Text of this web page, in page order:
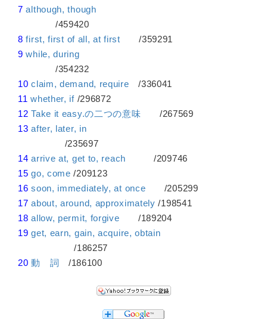
7 although, though
/459420
8 first, first of all, at first /359291
9 while, during
/354232
10 claim, demand, require /336041
11 whether, if/296872
12 Take it easy.の二つの意味 /267569
13 after, later, in
/235697
14 arrive at, get to, reach /209746
15 go, come /209123
16 soon, immediately, at once /205299
17 about, around, approximately /198541
18 allow, permit, forgive /189204
19 get, earn, gain, acquire, obtain
/186257
20 動 詞 /186100